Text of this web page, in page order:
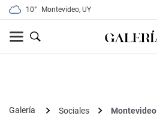
10° Montevideo, UY
Galería Sociales
Montevideo